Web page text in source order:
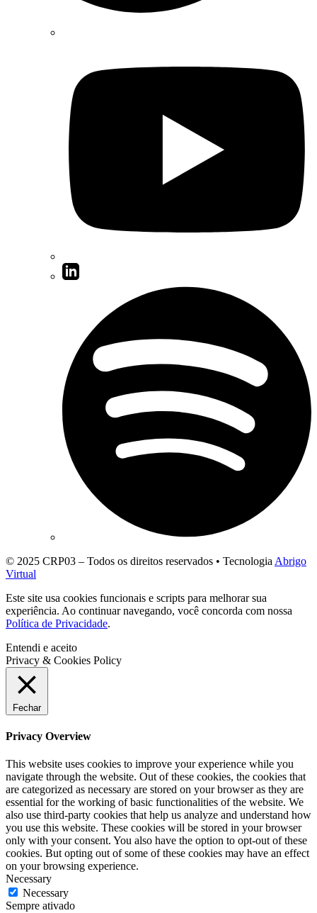
© 2025 CRP03 – Todos os direitos reservados • Tecnologia Abrigo
Virtual
Este site usa cookies funcionais e scripts para melhorar sua
experiência. Ao continuar navegando, você concorda com nossa
Política de Privacidade.
Entendi e aceito
Privacy & Cookies Policy
Fechar
Privacy Overview
This website uses cookies to improve your experience while you
navigate through the website. Out of these cookies, the cookies that
are categorized as necessary are stored on your browser as they are
essential for the working of basic functionalities of the website. We
also use third-party cookies that help us analyze and understand how
you use this website. These cookies will be stored in your browser
only with your consent. You also have the option to opt-out of these
cookies. But opting out of some of these cookies may have an effect
on your browsing experience.
Necessary
Necessary
Sempre ativado